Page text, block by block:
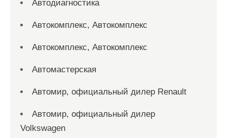
Автодиагностика
Автокомплекс, Автокомплекс
Автокомплекс, Автокомплекс
Автомастерская
Автомир, официальный дилер Renault
Автомир, официальный дилер
Volkswagen